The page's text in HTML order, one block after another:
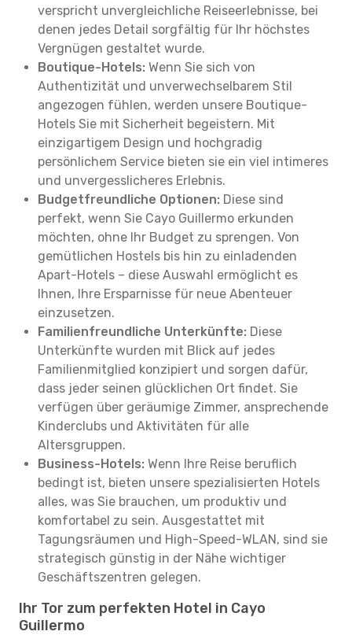
verspricht unvergleichliche Reiseerlebnisse, bei
denen jedes Detail sorgfältig für Ihr höchstes
Vergnügen gestaltet wurde.
Boutique-Hotels: Wenn Sie sich von
Authentizität und unverwechselbarem Stil
angezogen fühlen, werden unsere Boutique-
Hotels Sie mit Sicherheit begeistern. Mit
einzigartigem Design und hochgradig
persönlichem Service bieten sie ein viel intimeres
und unvergesslicheres Erlebnis.
Budgetfreundliche Optionen: Diese sind
perfekt, wenn Sie Cayo Guillermo erkunden
möchten, ohne Ihr Budget zu sprengen. Von
gemütlichen Hostels bis hin zu einladenden
Apart-Hotels – diese Auswahl ermöglicht es
Ihnen, Ihre Ersparnisse für neue Abenteuer
einzusetzen.
Familienfreundliche Unterkünfte: Diese
Unterkünfte wurden mit Blick auf jedes
Familienmitglied konzipiert und sorgen dafür,
dass jeder seinen glücklichen Ort findet. Sie
verfügen über geräumige Zimmer, ansprechende
Kinderclubs und Aktivitäten für alle
Altersgruppen.
Business-Hotels: Wenn Ihre Reise beruflich
bedingt ist, bieten unsere spezialisierten Hotels
alles, was Sie brauchen, um produktiv und
komfortabel zu sein. Ausgestattet mit
Tagungsräumen und High-Speed-WLAN, sind sie
strategisch günstig in der Nähe wichtiger
Geschäftszentren gelegen.
Ihr Tor zum perfekten Hotel in Cayo
Guillermo